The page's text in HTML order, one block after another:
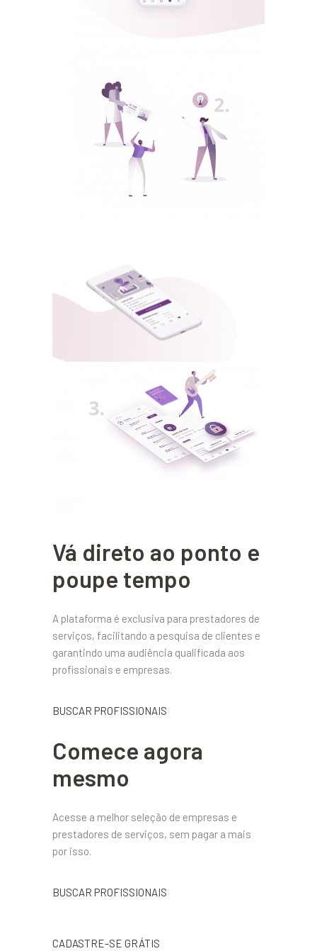
Vá direto ao ponto e
poupe tempo
A plataforma é exclusiva para prestadores de
serviços, facilitando a pesquisa de clientes e
garantindo uma audiência qualificada aos
profissionais e empresas.
BUSCAR PROFISSIONAIS
Comece agora
mesmo
Acesse a melhor seleção de empresas e
prestadores de serviços, sem pagar a mais
por isso.
BUSCAR PROFISSIONAIS
CADASTRE-SE GRÁTIS